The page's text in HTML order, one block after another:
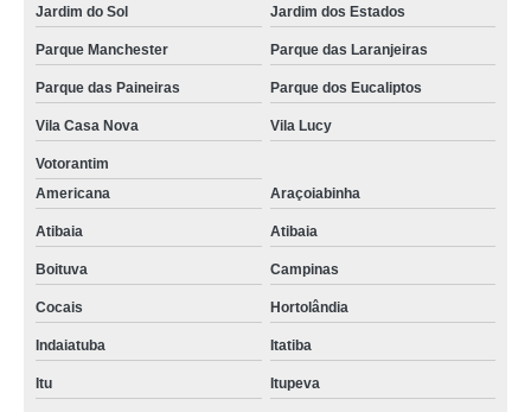
Jardim do Sol Jardim dos Estados
Parque Manchester Parque das Laranjeiras
Parque das Paineiras Parque dos Eucaliptos
Vila Casa Nova Vila Lucy
Votorantim
Americana
Araçoiabinha
Atibaia Atibaia
Boituva Campinas
Cocais Hortolândia
Indaiatuba Itatiba
Itu Itupeva